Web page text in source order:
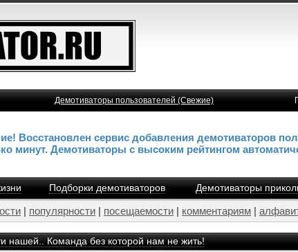
Демотиваторы пользователей (Свежие)
Восстановлен сервис добавления демотиваторов
минут. Демотиваторы с высоким рейтингом
Подборки демотиваторов Демотиваторы
| популярности | посещаемости | комментариям |
нашей.. Команда без которой нам не жить!